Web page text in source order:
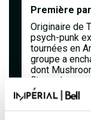
Première
Originaire de
psych-punk
tournées en
groupe a
dont
flipper la
Mega Ultra,
furieusement
avec Simon